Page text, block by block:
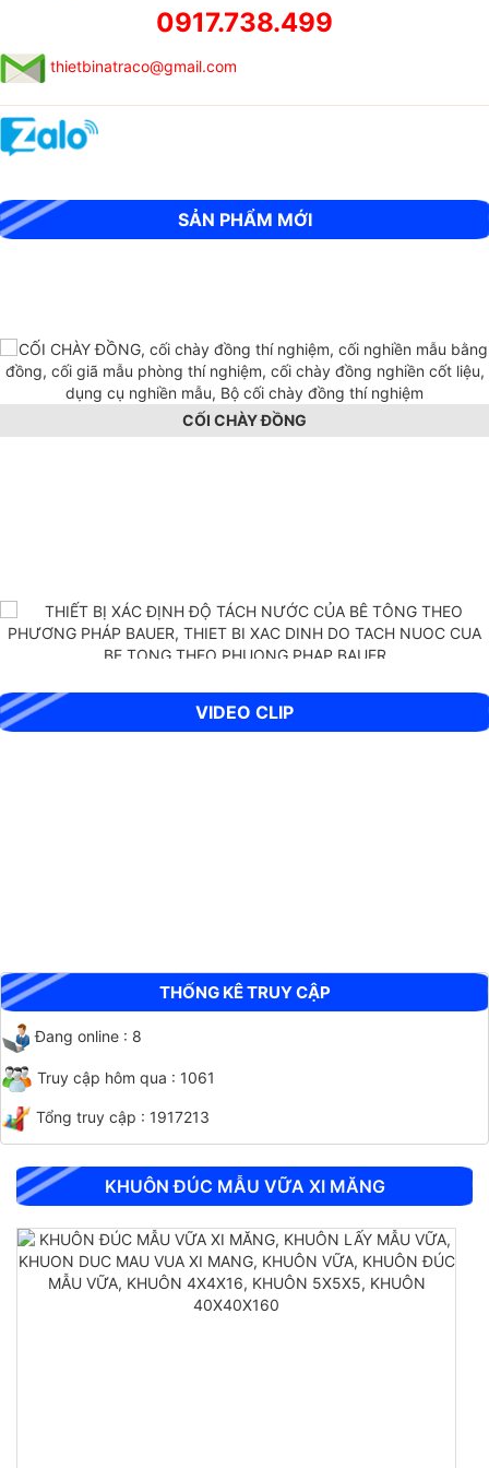
0917.738.499
thietbinatraco@gmail.com
SẢN PHẨM MỚI
CỐI CHÀY ĐỒNG
THIẾT BỊ XÁC ĐỊNH ĐỘ TÁCH NƯỚC CỦA BÊ TÔNG THEO PHƯƠNG
PHÁP BAUER
CHỐT ĐO CO NGÓT BÊ TÔNG BẰNG INOX
VIDEO CLIP
THỐNG KÊ TRUY CẬP
Đang online : 8
Truy cập hôm qua : 1061
Tổng truy cập : 1917213
KHUÔN ĐÚC MẪU VỮA XI MĂNG